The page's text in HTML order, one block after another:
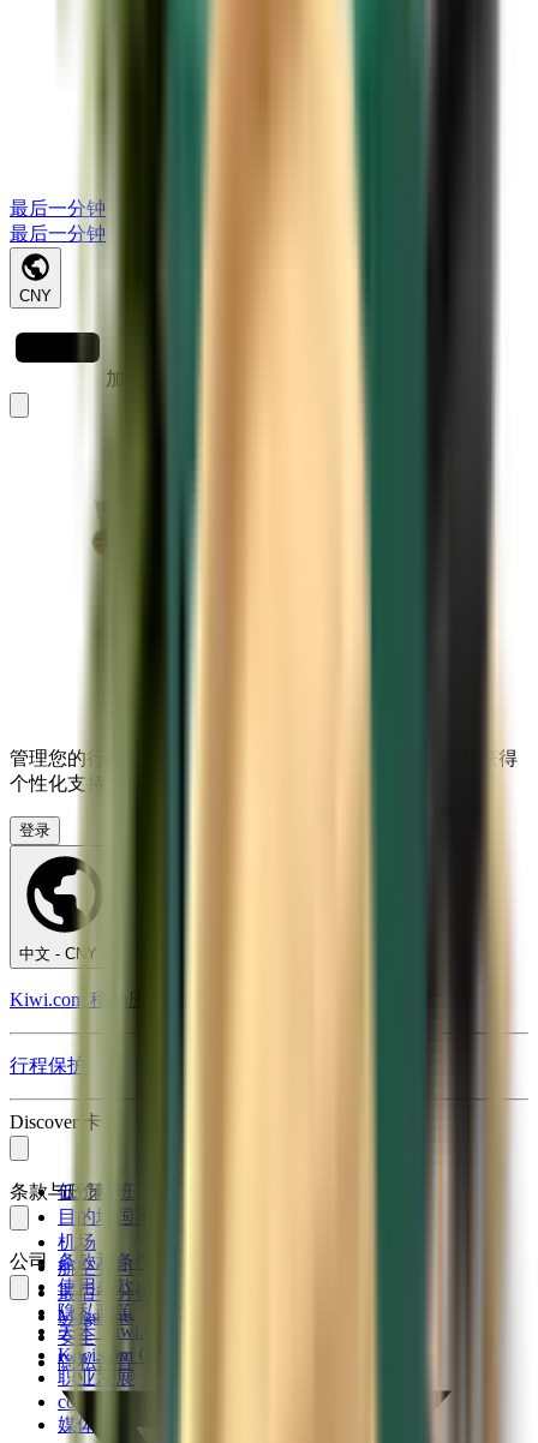
最后一分钟
最后一分钟
CNY
加载中
管理您的行程、设置低价提醒、使用 Kiwi.com 消费金并获得
个性化支持。
登录
中文 - CNY ¥
Kiwi.com 移动应用
行程保护
Discover 卡
低价航班
目的地国家
机场
航空公司
最后一分钟航班
Magazine
条款与政策
条款和条件
使用条款
隐私政策
安全
隐私设置
公司
关于 Kiwi.com
Kiwi.com Guarantee
职业发展
code.kiwi.com
媒体室